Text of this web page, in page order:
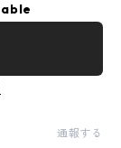
通報する